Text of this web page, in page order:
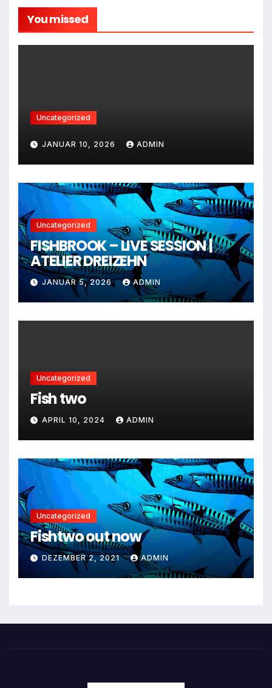
You missed
Uncategorized
JANUAR 10, 2026 ADMIN
Uncategorized
FISHBROOK – LIVE SESSION |
ATELIER DREIZEHN
JANUAR 5, 2026 ADMIN
Uncategorized
Fish two
APRIL 10, 2024 ADMIN
Uncategorized
Fishtwo out now
DEZEMBER 2, 2021 ADMIN